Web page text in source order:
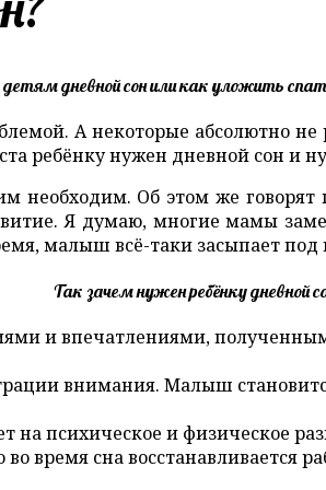
дневной сон или как уложить
А некоторые абсолютно
ребёнку нужен дневной сон и
Об этом же
Я думаю, многие мамы
малыш всё-таки засыпает
Так зачем нужен ребёнку дневной
и впечатлениями,
внимания. Малыш
на психическое и физическое
время сна восстанавливается